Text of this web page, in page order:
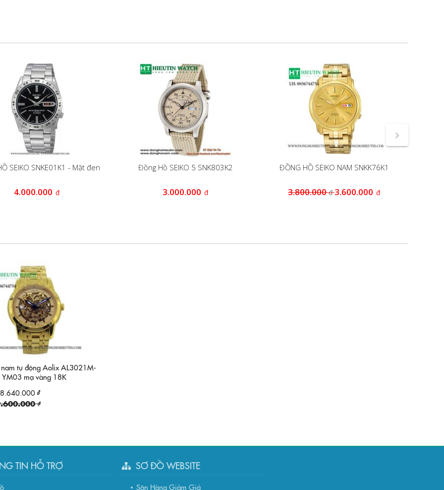
SEIKO SNKE01K1 - Mặt đen
4.000.000 đ
Đồng Hồ SEIKO 5 SNK803K2
3.000.000 đ
ĐỒNG HỒ SEIKO NAM SNKK76K1
3.800.000đ 3.600.000 đ
tự động Aolix AL3021M-
YM03 mạ vàng 18K
8.640.000 ₫
₫
TIN HỖ TRỢ SƠ ĐỒ WEBSITE
Săn Hàng Giảm Giá